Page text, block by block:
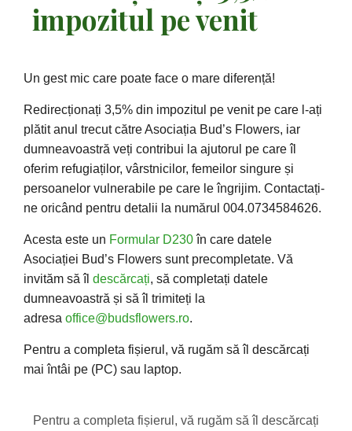
impozitul pe venit
Un gest mic care poate face o mare diferență!
Redirecționați 3,5% din impozitul pe venit pe care l-ați
plătit anul trecut către Asociația Bud’s Flowers, iar
dumneavoastră veți contribui la ajutorul pe care îl
oferim refugiaților, vârstnicilor, femeilor singure și
persoanelor vulnerabile pe care le îngrijim. Contactați-
ne oricând pentru detalii la numărul 004.0734584626.
Acesta este un Formular D230în care datele
Asociației Bud’s Flowers sunt precompletate. Vă
invităm să îl descărcați, să completați datele
dumneavoastră și să îl trimiteți la
adresa office@budsflowers.ro.
Pentru a completa fișierul, vă rugăm să îl descărcați
mai întâi pe (PC) sau laptop.
Pentru a completa fișierul, vă rugăm să îl descărcați